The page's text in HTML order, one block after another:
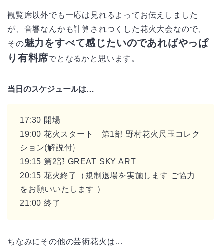
観覧席以外でも一応は見れるよってお伝えしました
が、音響なんかも計算されつくした花火大会なので、
その魅力をすべて感じたいのであればやっぱ
り有料席でとなるかと思います。
当日のスケジュールは…
17:30 開場
19:00 花火スタート 第1部 野村花火尺玉コレク
ション(解説付)
19:15 第2部 GREAT SKY ART
20:15 花火終了（規制退場を実施します ご協力
をお願いいたします ）
21:00 終了
ちなみにその他の芸術花火は…